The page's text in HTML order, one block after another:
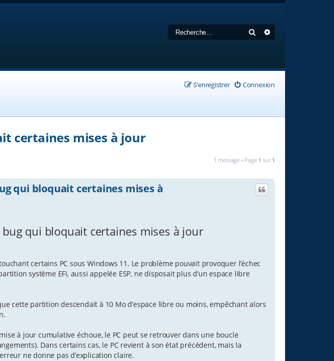
Rechercher
onglet)
Connexion
S’enregistrer
certaines mises à jour
1 message • Page 1 sur 1
qui bloquait certaines mises à
qui bloquait certaines mises à jour
certains PC sous Windows 11. Le problème pouvait provoquer l’échec
système EFI, aussi appelée ESP, ne disposait plus d’un espace libre
cette partition descendait à 10 Mo d’espace libre ou moins, empêchant alors
à jour cumulative échoue, le PC peut se retrouver dans une boucle
Dans certains cas, le PC revient à son état précédent, mais la
ne donne pas d’explication claire.